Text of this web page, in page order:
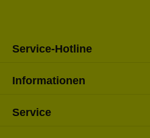
Service-Hotline
Informationen
Service